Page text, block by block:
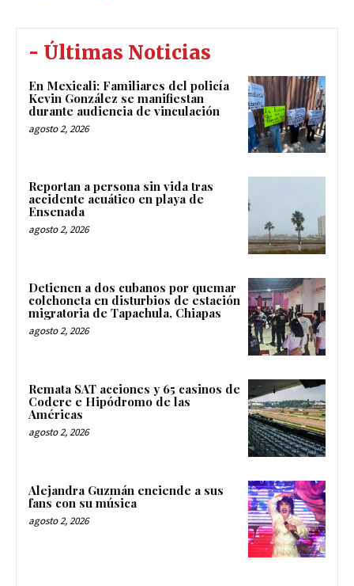
- Últimas Noticias
En Mexicali: Familiares del policía
Kevin González se manifiestan
durante audiencia de vinculación
agosto 2, 2026
Reportan a persona sin vida tras
accidente acuático en playa de
Ensenada
agosto 2, 2026
Detienen a dos cubanos por quemar
colchoneta en disturbios de estación
migratoria de Tapachula, Chiapas
agosto 2, 2026
Remata SAT acciones y 65 casinos de
Codere e Hipódromo de las
Américas
agosto 2, 2026
Alejandra Guzmán enciende a sus
fans con su música
agosto 2, 2026